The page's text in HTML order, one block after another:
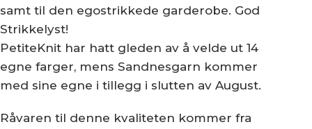
samt til den egostrikkede garderobe. God
Strikkelyst!
PetiteKnit har hatt gleden av å velde ut 14
egne farger, mens Sandnesgarn kommer
med sine egne i tillegg i slutten av August.
Råvaren til denne kvaliteten kommer fra